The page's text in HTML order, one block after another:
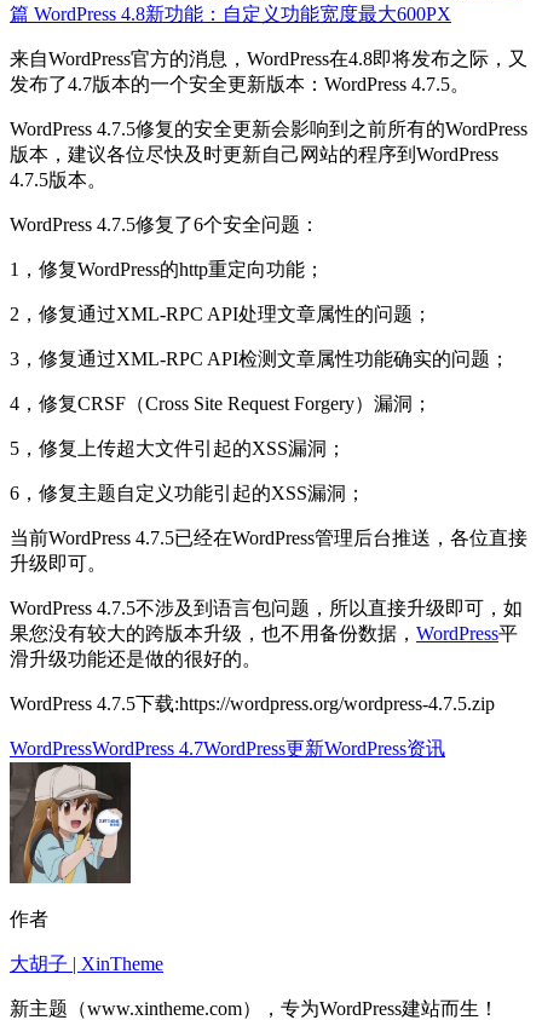
篇 WordPress 4.8新功能：自定义功能宽度最大600PX
来自WordPress官方的消息，WordPress在4.8即将发布之际，又
发布了4.7版本的一个安全更新版本：WordPress 4.7.5。
WordPress 4.7.5修复的安全更新会影响到之前所有的WordPress
版本，建议各位尽快及时更新自己网站的程序到WordPress
4.7.5版本。
WordPress 4.7.5修复了6个安全问题：
1，修复WordPress的http重定向功能；
2，修复通过XML-RPC API处理文章属性的问题；
3，修复通过XML-RPC API检测文章属性功能确实的问题；
4，修复CRSF（Cross Site Request Forgery）漏洞；
5，修复上传超大文件引起的XSS漏洞；
6，修复主题自定义功能引起的XSS漏洞；
当前WordPress 4.7.5已经在WordPress管理后台推送，各位直接
升级即可。
WordPress 4.7.5不涉及到语言包问题，所以直接升级即可，如
果您没有较大的跨版本升级，也不用备份数据， WordPress平
滑升级功能还是做的很好的。
WordPress 4.7.5下载:https://wordpress.org/wordpress-4.7.5.zip
WordPressWordPress 4.7WordPress更新WordPress资讯
作者
大胡子 | XinTheme
新主题（www.xintheme.com），专为WordPress建站而生！